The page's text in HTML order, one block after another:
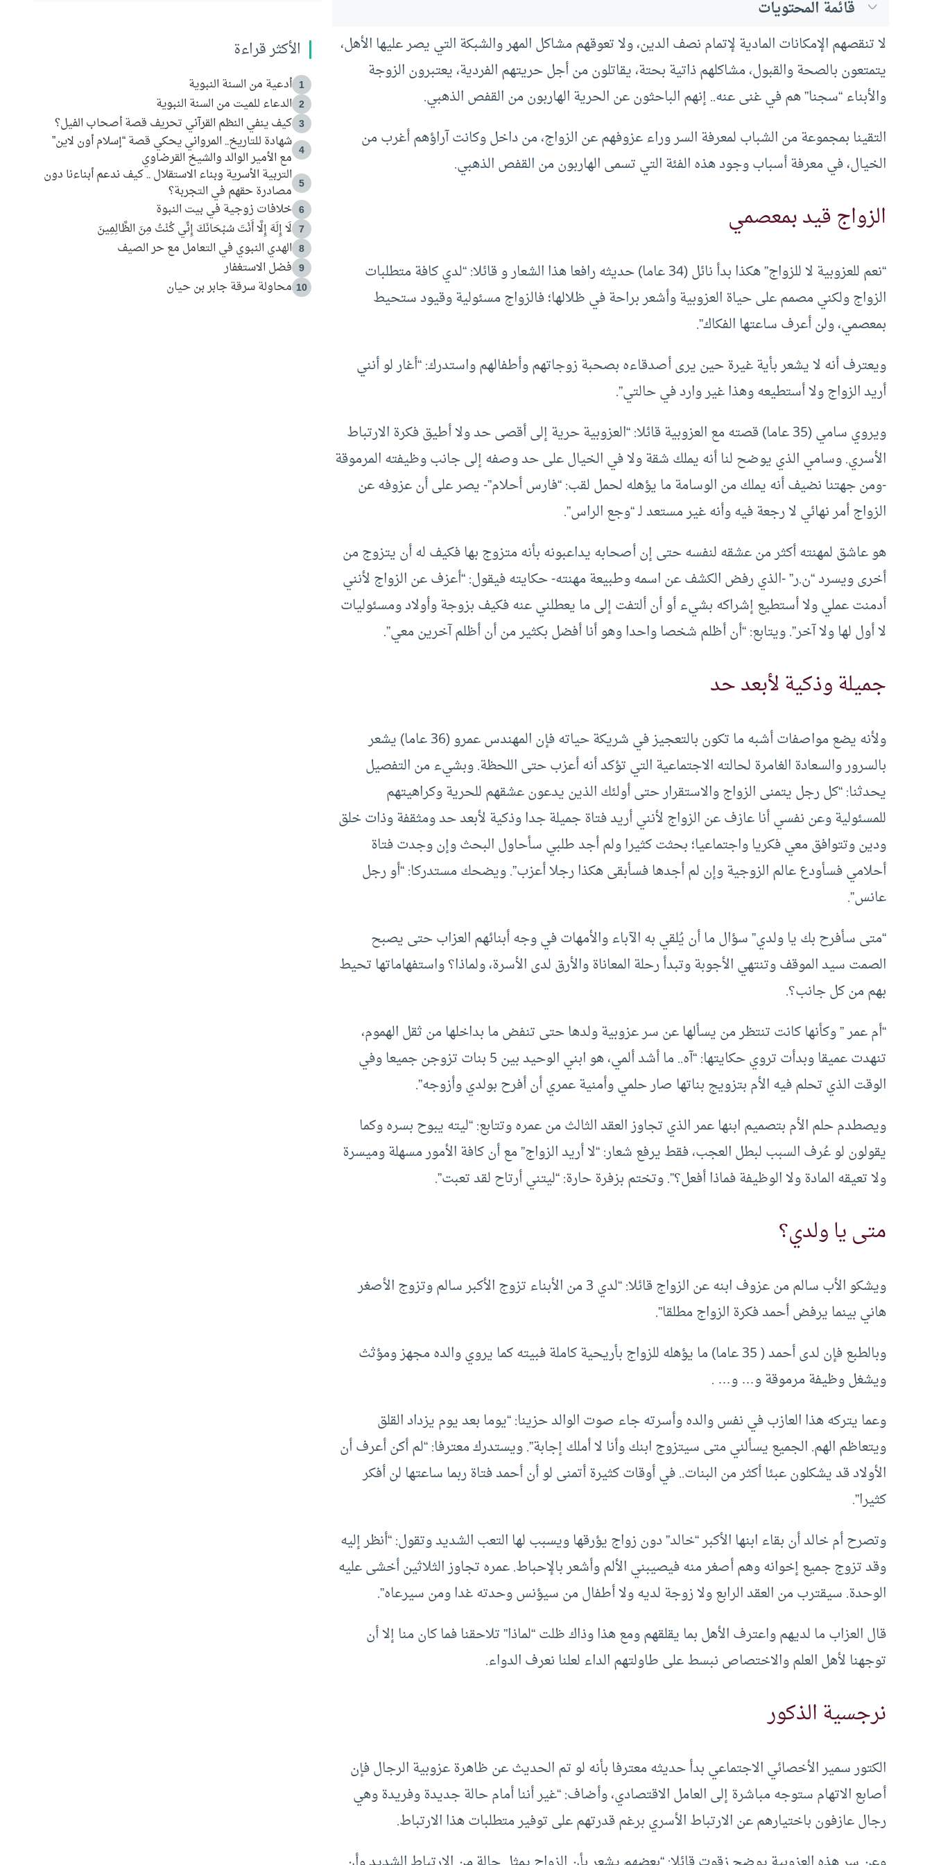
قائمة المحتويات
لا تنقصهم الإمكانات المادية لإتمام نصف الدين، ولا تعوقهم مشاكل المهر والشبكة التي يصر عليها الأهل،
يتمتعون بالصحة والقبول، مشاكلهم ذاتية بحتة، يقاتلون من أجل حريتهم الفردية، يعتبرون الزوجة
والأبناء “سجنا” هم في غنى عنه.. إنهم الباحثون عن الحرية الهاربون من القفص الذهبي.
التقينا بمجموعة من الشباب لمعرفة السر وراء عزوفهم عن الزواج، من داخل وكانت آراؤهم أغرب من
الخيال، في معرفة أسباب وجود هذه الفئة التي تسمى الهاربون من القفص الذهبي.
الزواج قيد بمعصمي
“نعم للعزوبية لا للزواج” هكذا بدأ نائل (34 عاما) حديثه رافعا هذا الشعار و قائلا: “لدي كافة متطلبات
الزواج ولكني مصمم على حياة العزوبية وأشعر براحة في ظلالها؛ فالزواج مسئولية وقيود ستحيط
بمعصمي، ولن أعرف ساعتها الفكاك”.
ويعترف أنه لا يشعر بأية غيرة حين يرى أصدقاءه بصحبة زوجاتهم وأطفالهم واستدرك: “أغار لو أنني
أريد الزواج ولا أستطيعه وهذا غير وارد في حالتي”.
ويروي سامي (35 عاما) قصته مع العزوبية قائلا: “العزوبية حرية إلى أقصى حد ولا أطيق فكرة الارتباط
الأسري. وسامي الذي يوضح لنا أنه يملك شقة ولا في الخيال على حد وصفه إلى جانب وظيفته المرموقة
-ومن جهتنا نضيف أنه يملك من الوسامة ما يؤهله لحمل لقب: “فارس أحلام”- يصر على أن عزوفه عن
الزواج أمر نهائي لا رجعة فيه وأنه غير مستعد لـ “وجع الراس”.
هو عاشق لمهنته أكثر من عشقه لنفسه حتى إن أصحابه يداعبونه بأنه متزوج بها فكيف له أن يتزوج من
أخرى ويسرد “ن.ر” -الذي رفض الكشف عن اسمه وطبيعة مهنته- حكايته فيقول: “أعزف عن الزواج لأنني
أدمنت عملي ولا أستطيع إشراكه بشيء أو أن ألتفت إلى ما يعطلني عنه فكيف بزوجة وأولاد ومسئوليات
لا أول لها ولا آخر”. ويتابع: “أن أظلم شخصا واحدا وهو أنا أفضل بكثير من أن أظلم آخرين معي”.
جميلة وذكية لأبعد حد
ولأنه يضع مواصفات أشبه ما تكون بالتعجيز في شريكة حياته فإن المهندس عمرو (36 عاما) يشعر
بالسرور والسعادة الغامرة لحالته الاجتماعية التي تؤكد أنه أعزب حتى اللحظة. وبشيء من التفصيل
يحدثنا: “كل رجل يتمنى الزواج والاستقرار حتى أولئك الذين يدعون عشقهم للحرية وكراهيتهم
للمسئولية وعن نفسي أنا عازف عن الزواج لأنني أريد فتاة جميلة جدا وذكية لأبعد حد ومثقفة وذات خلق
ودين وتتوافق معي فكريا واجتماعيا؛ بحثت كثيرا ولم أجد طلبي سأحاول البحث وإن وجدت فتاة
أحلامي فسأودع عالم الزوجية وإن لم أجدها فسأبقى هكذا رجلا أعزب”. ويضحك مستدركا: “أو رجل
عانس”.
“متى سأفرح بك يا ولدي” سؤال ما أن يُلقي به الآباء والأمهات في وجه أبنائهم العزاب حتى يصبح
الصمت سيد الموقف وتنتهي الأجوبة وتبدأ رحلة المعاناة والأرق لدى الأسرة، ولماذا؟ واستفهاماتها تحيط
بهم من كل جانب؟.
“أم عمر ” وكأنها كانت تنتظر من يسألها عن سر عزوبية ولدها حتى تنفض ما بداخلها من ثقل الهموم،
تنهدت عميقا وبدأت تروي حكايتها: “آه.. ما أشد ألمي، هو ابني الوحيد بين 5 بنات تزوجن جميعا وفي
الوقت الذي تحلم فيه الأم بتزويج بناتها صار حلمي وأمنية عمري أن أفرح بولدي وأزوجه”.
ويصطدم حلم الأم بتصميم ابنها عمر الذي تجاوز العقد الثالث من عمره وتتابع: “ليته يبوح بسره وكما
يقولون لو عُرف السبب لبطل العجب، فقط يرفع شعار: “لا أريد الزواج” مع أن كافة الأمور مسهلة وميسرة
ولا تعيقه المادة ولا الوظيفة فماذا أفعل؟”. وتختم بزفرة حارة: “ليتني أرتاح لقد تعبت”.
متى يا ولدي؟
ويشكو الأب سالم من عزوف ابنه عن الزواج قائلا: “لدي 3 من الأبناء تزوج الأكبر سالم وتزوج الأصغر
هاني بينما يرفض أحمد فكرة الزواج مطلقا”.
وبالطبع فإن لدى أحمد ( 35 عاما) ما يؤهله للزواج بأريحية كاملة فبيته كما يروي والده مجهز ومؤثث
ويشغل وظيفة مرموقة و… و… .
وعما يتركه هذا العازب في نفس والده وأسرته جاء صوت الوالد حزينا: “يوما بعد يوم يزداد القلق
ويتعاظم الهم. الجميع يسألني متى سيتزوج ابنك وأنا لا أملك إجابة”. ويستدرك معترفا: “لم أكن أعرف أن
الأولاد قد يشكلون عبئا أكثر من البنات.. في أوقات كثيرة أتمنى لو أن أحمد فتاة ربما ساعتها لن أفكر
كثيرا”.
وتصرح أم خالد أن بقاء ابنها الأكبر “خالد” دون زواج يؤرقها ويسبب لها التعب الشديد وتقول: “أنظر إليه
وقد تزوج جميع إخوانه وهم أصغر منه فيصيبني الألم وأشعر بالإحباط. عمره تجاوز الثلاثين أخشى عليه
الوحدة. سيقترب من العقد الرابع ولا زوجة لديه ولا أطفال من سيؤنس وحدته غدا ومن سيرعاه”.
قال العزاب ما لديهم واعترف الأهل بما يقلقهم ومع هذا وذاك ظلت “لماذا” تلاحقنا فما كان منا إلا أن
توجهنا لأهل العلم والاختصاص نبسط على طاولتهم الداء لعلنا نعرف الدواء.
نرجسية الذكور
الكتور سمير الأخصائي الاجتماعي بدأ حديثه معترفا بأنه لو تم الحديث عن ظاهرة عزوبية الرجال فإن
أصابع الاتهام ستوجه مباشرة إلى العامل الاقتصادي، وأضاف: “غير أننا أمام حالة جديدة وفريدة وهي
رجال عازفون باختيارهم عن الارتباط الأسري برغم قدرتهم على توفير متطلبات هذا الارتباط.
الأكثر قراءة
1 أدعية من السنة النبوية
2 الدعاء للميت من السنة النبوية
3 كيف ينفي النظم القرآني تحريف قصة أصحاب الفيل؟
4
شهادة للتاريخ.. المرواني يحكي قصة “إسلام أون لاين”
مع الأمير الوالد والشيخ القرضاوي
5
التربية الأسرية وبناء الاستقلال .. كيف ندعم أبناءنا دون
مصادرة حقهم في التجربة؟
6 خلافات زوجية في بيت النبوة
7 لَا إِلَهَ إِلَّا أَنْتَ سُبْحَانَكَ إِنِّي كُنْتُ مِنَ الظَّالِمِينَ
8 الهدي النبوي في التعامل مع حر الصيف
9 فضل الاستغفار
10 محاولة سرقة جابر بن حيان